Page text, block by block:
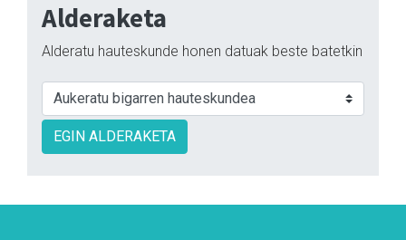
Alderaketa
Alderatu hauteskunde honen datuak beste batetkin
EGIN ALDERAKETA